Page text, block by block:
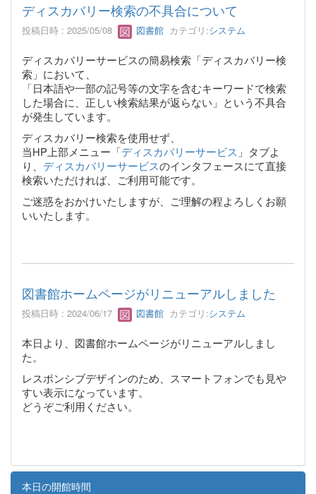
ディスカバリー検索の不具合について
投稿日時 : 2025/05/08 図書館 カテゴリ:システム
ディスカバリーサービスの簡易検索「ディスカバリー検
索」において、
「日本語や一部の記号等の文字を含むキーワードで検索
した場合に、正しい検索結果が返らない」という不具合
が発生しています。
ディスカバリー検索を使用せず、
当HP上部メニュー「ディスカバリーサービス 」タブよ
り、 ディスカバリーサービスのインタフェースにて直接
検索いただければ、ご利用可能です。
ご迷惑をおかけいたしますが、ご理解の程よろしくお願
いいたします。
図書館ホームページがリニューアルしました
投稿日時 : 2024/06/17 図書館 カテゴリ:システム
本日より、図書館ホームページがリニューアルしまし
た。
レスポンシブデザインのため、スマートフォンでも見や
すい表示になっています。
どうぞご利用ください。
本日の開館時間